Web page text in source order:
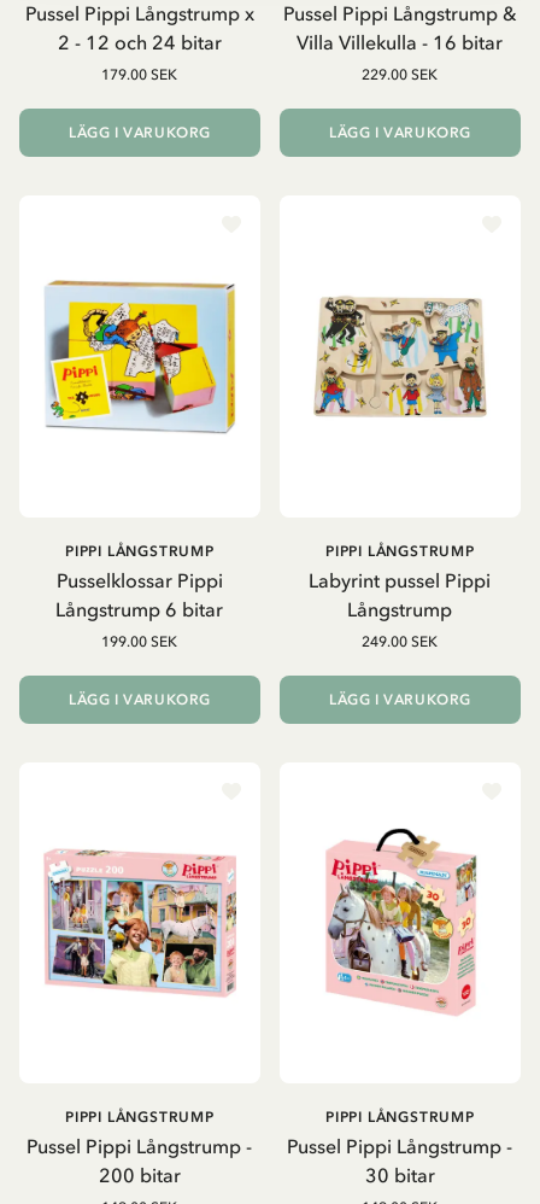
Pussel Pippi Långstrump x
2 - 12 och 24 bitar
179.00 SEK
LÄGG I VARUKORG
Pussel Pippi Långstrump &
Villa Villekulla - 16 bitar
229.00 SEK
LÄGG I VARUKORG
Pusselklossar Pippi
Långstrump 6 bitar
PIPPI LÅNGSTRUMP
199.00 SEK
LÄGG I VARUKORG
Labyrint pussel Pippi
Långstrump
PIPPI LÅNGSTRUMP
249.00 SEK
LÄGG I VARUKORG
Pussel Pippi Långstrump -
200 bitar
PIPPI LÅNGSTRUMP
Pussel Pippi Långstrump -
30 bitar
PIPPI LÅNGSTRUMP